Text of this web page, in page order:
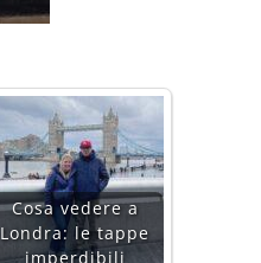
Cosa vedere a
Londra: le tappe
imperdibili